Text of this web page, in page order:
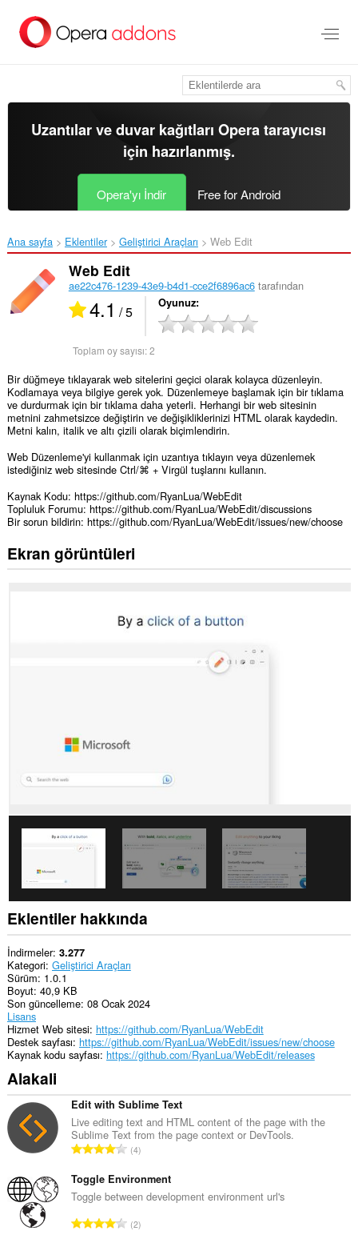
içeriğe
Uzantılar ve duvar kağıtlarıOpera tarayıcısı
için hazırlanmış.
Opera'yı İndir Free for Android
Ana sayfa Eklentiler Geliştirici Araçları Web Edit‎
Web Edit
ae22c476-1239-43e9-b4d1-cce2f6896ac6tarafından
4.1 / 5 Oyunuz
Toplam oy sayısı:2
Bir düğmeye tıklayarak web sitelerini geçici olarak kolayca düzenleyin.
Kodlamaya veya bilgiye gerek yok. Düzenlemeye başlamak için bir tıklama
ve durdurmak için bir tıklama daha yeterli. Herhangi bir web sitesinin
metnini zahmetsizce değiştirin ve değişikliklerinizi HTML olarak kaydedin.
Metni kalın, italik ve altı çizili olarak biçimlendirin.
Web Düzenleme'yi kullanmak için uzantıya tıklayın veya düzenlemek
istediğiniz web sitesinde Ctrl/⌘ + Virgül tuşlarını kullanın.
Kaynak Kodu: https://github.com/RyanLua/WebEdit
Topluluk Forumu: https://github.com/RyanLua/WebEdit/discussions
Bir sorun bildirin: https://github.com/RyanLua/WebEdit/issues/new/choose
Ekran görüntüleri
Eklentiler hakkında
İndirmeler 3.277
Kategori Geliştirici Araçları
Sürüm 1.0.1
Boyut 40,9 KB
Son güncelleme 08 Ocak 2024
Lisans
Hizmet Web sitesi https://github.com/RyanLua/WebEdit
Destek sayfası https://github.com/RyanLua/WebEdit/issues/new/choose
Kaynak kodu sayfası https://github.com/RyanLua/WebEdit/releases
Alakali
Edit with Sublime Text
Live editing text and HTML content of the page with the
Sublime Text from the page context or DevTools.
T
p
l
m
4
Toggle Environment
Toggle between development environment url's
T2